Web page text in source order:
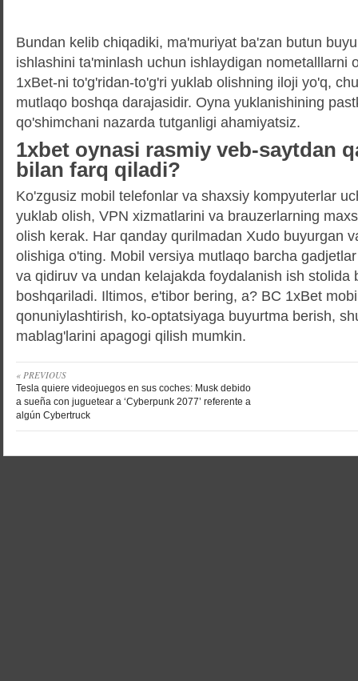
Bundan kelib chiqadiki, ma'muriyat ba'zan butun
ishlashini ta'minlash uchun ishlaydigan nometalllarni
1xBet-ni to'g'ridan-to'g'ri yuklab olishning iloji yo'q,
mutlaqo boshqa darajasidir. Oyna yuklanishining
qo'shimchani nazarda tutganligi ahamiyatsiz.
1xbet oynasi rasmiy veb-saytdan
bilan farq qiladi?
Ko'zgusiz mobil telefonlar va shaxsiy kompyuterlar
yuklab olish, VPN xizmatlarini va brauzerlarning
olish kerak. Har qanday qurilmadan Xudo buyurgan
olishiga o'ting. Mobil versiya mutlaqo barcha
va qidiruv va undan kelajakda foydalanish ish stolida
boshqariladi. Iltimos, e'tibor bering, a? BC 1xBet
qonuniylashtirish, ko-optatsiyaga buyurtma berish,
mablag'larini apagogi qilish mumkin.
« PREVIOUS
Tesla quiere videojuegos en sus coches: Musk debido
a sueña con juguetear a ‘Cyberpunk 2077’ referente a
algún Cybertruck